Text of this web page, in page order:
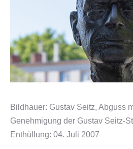
Bildhauer: Gustav Seitz, Abguss
Genehmigung der Gustav Seitz-
Enthüllung: 04. Juli 2007